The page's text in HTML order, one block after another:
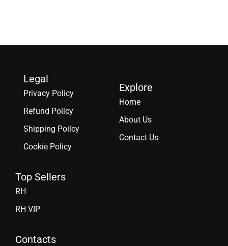
Legal
Privacy Policy
Refund Poilcy
Shipping Poilcy
Cookie Policy
Explore
Home
About Us
Contact Us
Top Sellers
RH
RH VIP
Contacts